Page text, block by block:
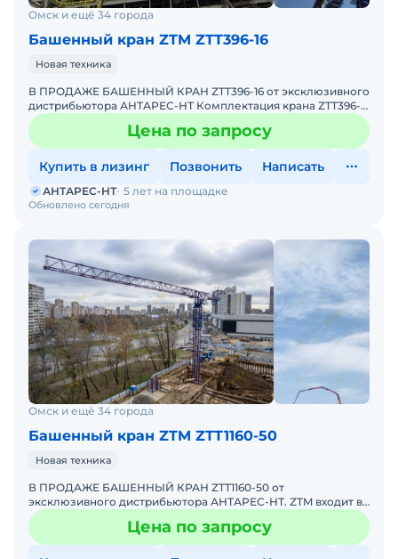
Омск и ещё 34 города
Башенный кран ZTM ZTT396-16
Новая техника
В ПРОДАЖЕ БАШЕННЫЙ КРАН ZTT396-16 от эксклюзивного
дистрибьютора АНТАРЕС-НТ Комплектация крана ZTT396-
16 включает интеллектуальную систему безопасности,
координ
Цена по запросу
Купить в лизинг Позвонить Написать
Обновлено сегодня
АНТАРЕС-НТ 5 лет на площадке
Омск и ещё 34 города
Башенный кран ZTM ZTT1160-50
Новая техника
В ПРОДАЖЕ БАШЕННЫЙ КРАН ZTT1160-50 от
эксклюзивного дистрибьютора АНТАРЕС-НТ. ZTM входит в
ТОП-10 мировых производителей башенных кранов.
Комплектация крана ZTTЦена по запросу